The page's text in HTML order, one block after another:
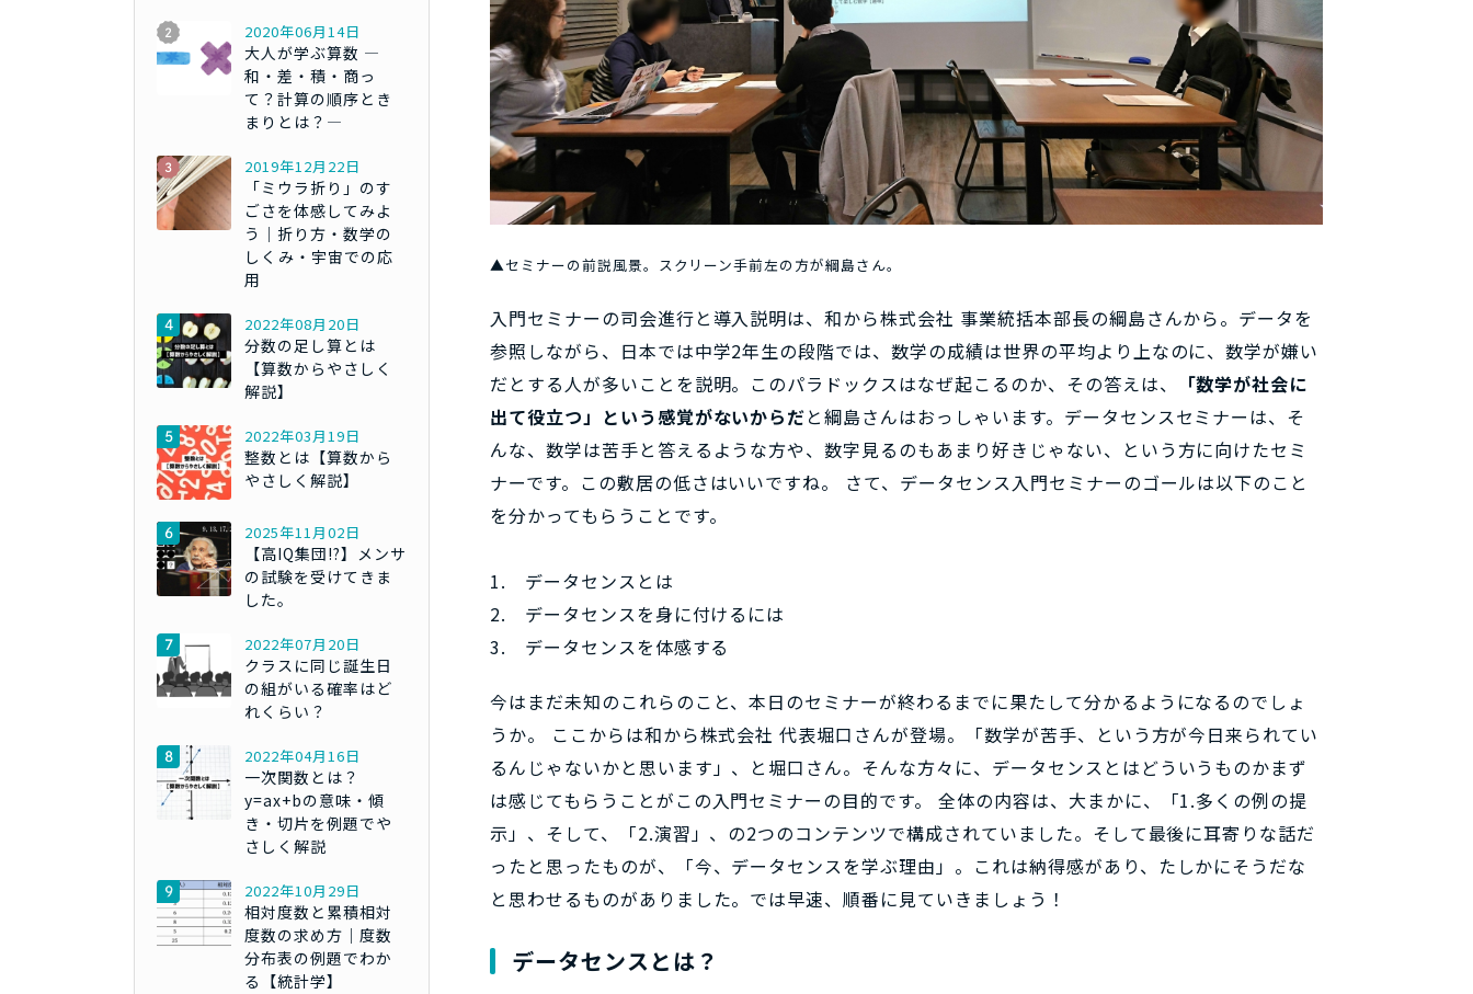
▲セミナーの前説風景。スクリーン手前左の方が綱島さん。
入門セミナーの司会進行と導入説明は、和から株式会社 事業統括本部長の綱島さんから。データを
参照しながら、日本では中学2年生の段階では、数学の成績は世界の平均より上なのに、数学が嫌い
だとする人が多いことを説明。このパラドックスはなぜ起こるのか、その答えは、
「数学が社会に
出て役立つ」という感覚がないからだと綱島さんはおっしゃいます。データセンスセミナーは、そ
んな、数学は苦手と答えるような方や、数字見るのもあまり好きじゃない、という方に向けたセミ
ナーです。この敷居の低さはいいですね。 さて、データセンス入門セミナーのゴールは以下のこと
を分かってもらうことです。
1. データセンスとは
2. データセンスを身に付けるには
3. データセンスを体感する
今はまだ未知のこれらのこと、本日のセミナーが終わるまでに果たして分かるようになるのでしょ
うか。 ここからは和から株式会社 代表堀口さんが登場。「数学が苦手、という方が今日来られてい
るんじゃないかと思います」、と堀口さん。そんな方々に、データセンスとはどういうものかまず
は感じてもらうことがこの入門セミナーの目的です。 全体の内容は、大まかに、「1.多くの例の提
示」、そして、「2.演習」、の2つのコンテンツで構成されていました。そして最後に耳寄りな話だ
ったと思ったものが、「今、データセンスを学ぶ理由」。これは納得感があり、たしかにそうだな
と思わせるものがありました。では早速、順番に見ていきましょう！
データセンスとは？
2020年06月14日
大人が学ぶ算数 ―
和・差・積・商っ
て？計算の順序とき
まりとは？―
2019年12月22日
「ミウラ折り」のす
ごさを体感してみよ
う｜折り方・数学の
しくみ・宇宙での応
用
2022年08月20日
分数の足し算とは
【算数からやさしく
解説】
2022年03月19日
整数とは【算数から
やさしく解説】
2025年11月02日
【高IQ集団!?】メンサ
の試験を受けてきま
した。
2022年07月20日
クラスに同じ誕生日
の組がいる確率はど
れくらい？
2022年04月16日
一次関数とは？
y=ax+bの意味・傾
き・切片を例題でや
さしく解説
2022年10月29日
相対度数と累積相対
度数の求め方｜度数
分布表の例題でわか
る【統計学】